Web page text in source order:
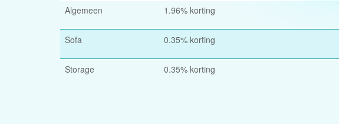
Algemeen 1.96% korting
Sofa 0.35% korting
Storage 0.35% korting